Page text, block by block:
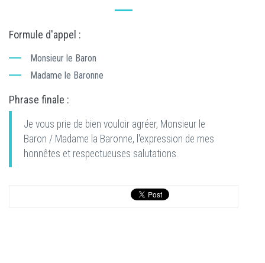
Formule d'appel :
Monsieur le Baron
Madame le Baronne
Phrase finale :
Je vous prie de bien vouloir agréer, Monsieur le
Baron / Madame la Baronne, l'expression de mes
honnêtes et respectueuses salutations.